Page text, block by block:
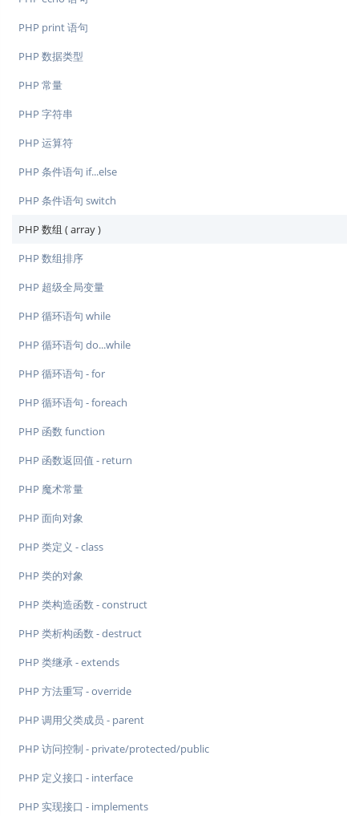
PHP print 语句
PHP 数据类型
PHP 常量
PHP 字符串
PHP 运算符
PHP 条件语句 if...else
PHP 条件语句 switch
PHP 数组 ( array )
PHP 数组排序
PHP 超级全局变量
PHP 循环语句 while
PHP 循环语句 do...while
PHP 循环语句 - for
PHP 循环语句 - foreach
PHP 函数 function
PHP 函数返回值 - return
PHP 魔术常量
PHP 面向对象
PHP 类定义 - class
PHP 类的对象
PHP 类构造函数 - construct
PHP 类析构函数 - destruct
PHP 类继承 - extends
PHP 方法重写 - override
PHP 调用父类成员 - parent
PHP 访问控制 - private/protected/public
PHP 定义接口 - interface
PHP 实现接口 - implements